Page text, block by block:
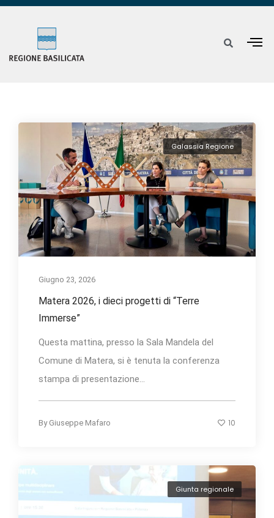
Galassia Regione
Giugno 23, 2026
Matera 2026, i dieci progetti di “Terre
Immerse”
Questa mattina, presso la Sala Mandela del
Comune di Matera, si è tenuta la conferenza
stampa di presentazione...
By Giuseppe Mafaro 10
Giunta regionale